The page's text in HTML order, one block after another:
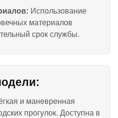
Использование
материалов
срок службы.
и маневренная
прогулок. Доступна в